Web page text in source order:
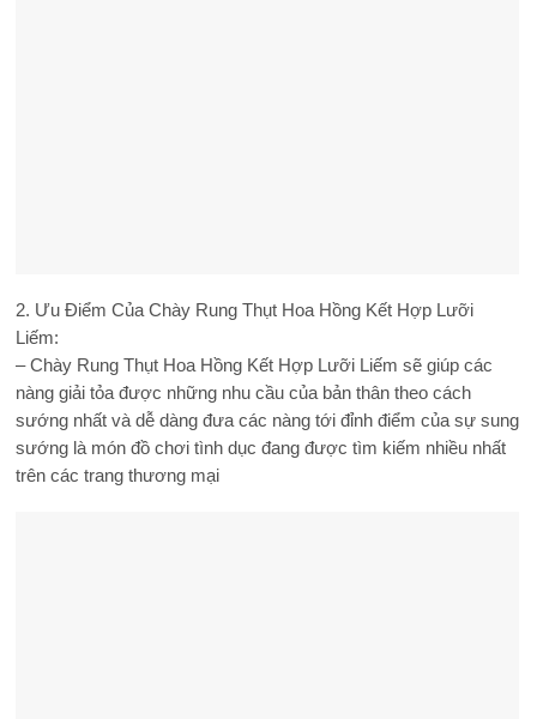
2. Ưu Điểm Của Chày Rung Thụt Hoa Hồng Kết Hợp Lưỡi
Liếm:
– Chày Rung Thụt Hoa Hồng Kết Hợp Lưỡi Liếm sẽ giúp các
nàng giải tỏa được những nhu cầu của bản thân theo cách
sướng nhất và dễ dàng đưa các nàng tới đỉnh điểm của sự sung
sướng là món đồ chơi tình dục đang được tìm kiếm nhiều nhất
trên các trang thương mại